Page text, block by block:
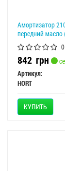
Амортизатор
передний масло
842 грн
Артикул:
HORT
КУПИТЬ